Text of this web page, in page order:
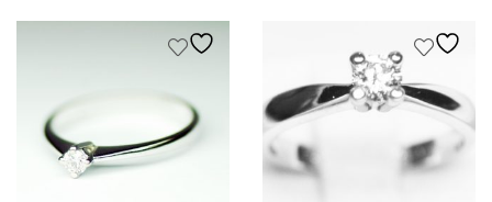
€1.900,00.
€1.479,00.